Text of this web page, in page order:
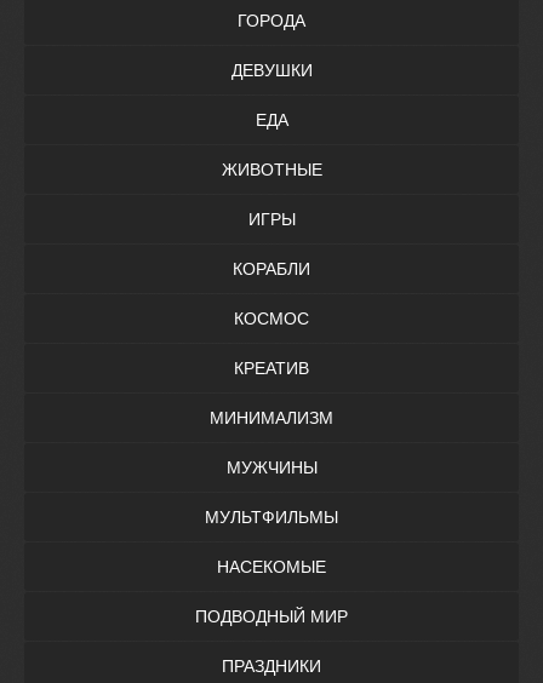
ГОРОДА
ДЕВУШКИ
ЕДА
ЖИВОТНЫЕ
ИГРЫ
КОРАБЛИ
КОСМОС
КРЕАТИВ
МИНИМАЛИЗМ
МУЖЧИНЫ
МУЛЬТФИЛЬМЫ
НАСЕКОМЫЕ
ПОДВОДНЫЙ МИР
ПРАЗДНИКИ